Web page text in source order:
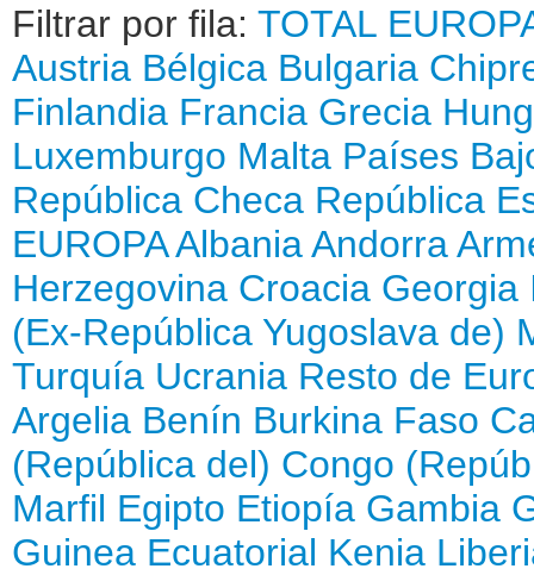
Filtrar por fila: TOTAL
Austria Bélgica Bulgaria
Finlandia Francia Grecia
Luxemburgo Malta Países
República Checa República
EUROPAAlbaniaAndorra
Herzegovina Croacia Georgia
(Ex-República Yugoslava de)
Turquía Ucrania Resto de
Argelia Benín Burkina Faso
(República del) Congo
Marfil Egipto Etiopía Gambia
Guinea Ecuatorial Kenia